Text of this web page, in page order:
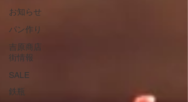
お知らせ
パン作り
吉原商店
街情報
SALE
鉄瓶